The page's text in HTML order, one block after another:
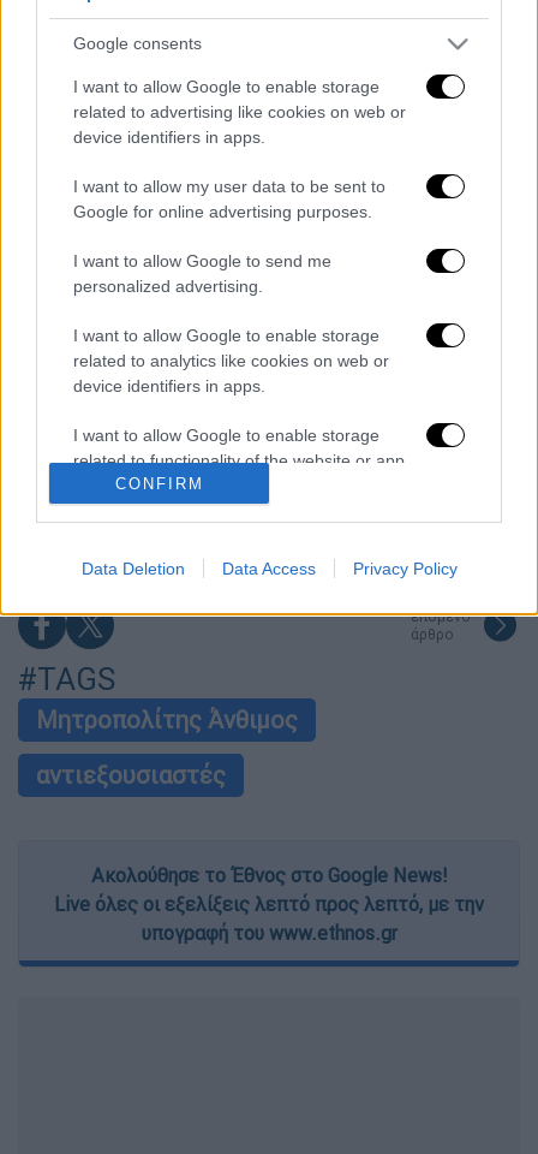
Google consents
I want to allow Google to enable storage
related to advertising like cookies on web or
device identifiers in apps.
I want to allow my user data to be sent to
Google for online advertising purposes.
I want to allow Google to send me
personalized advertising.
I want to allow Google to enable storage
related to analytics like cookies on web or
device identifiers in apps.
I want to allow Google to enable storage
related to functionality of the website or app.
I want to allow Google to enable storage
I want to allow Google to enable storage
related to security, including authentication
functionality and fraud prevention, and other
CONFIRM
Data Deletion Data Access Privacy Policy
Η Αστυνομία διεξάγει έρευνα για το
περιστατικό.
Διαβάστε ακόμη
Συνελήφθησαν δύο μέλη μαφίας στο
Παλαιό Φάληρο - Οι εκβιασμοί, οι
ξυλοδαρμοί και τα προσωνύμια «πίτμπουλ»
Βίντεο-σοκ από το μακελειό σε σχολείο
στην Ταϊλάνδη: Η στιγμή που ο 14χρονος
Νέα αποχώρηση από το κόμμα Καρυστιανού:
Καταγγελίες Μπρουτζάκη για «αυθαιρεσία,
Πώς πνίγηκε το 4χρονο παιδί σε πισίνα
στην Πάρο: Οι γονείς ήταν στη θάλασσα, ο
μπάρμαν έπεσε να το σώσει
επόμενο
άρθρο
#TAGS
Μητροπολίτης Άνθιμος
αντιεξουσιαστές
Ακολούθησε το Έθνος στο Google News!
Live όλες οι εξελίξεις λεπτό προς λεπτό, με την
υπογραφή του www.ethnos.gr